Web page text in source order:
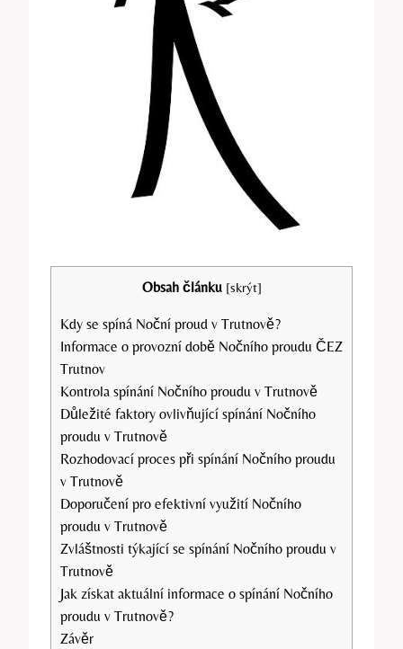
Obsah článku [skrýt]
Kdy se spíná Noční proud v Trutnově?
Informace o provozní době Nočního proudu ČEZ
Trutnov
Kontrola spínání Nočního proudu v Trutnově
Důležité faktory ovlivňující spínání Nočního
proudu v Trutnově
Rozhodovací proces při spínání Nočního proudu
v Trutnově
Doporučení pro efektivní využití Nočního
proudu v Trutnově
Zvláštnosti týkající se spínání Nočního proudu v
Trutnově
Jak získat aktuální informace o spínání Nočního
proudu v Trutnově?
Závěr